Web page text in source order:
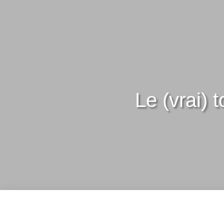
Le (vrai)